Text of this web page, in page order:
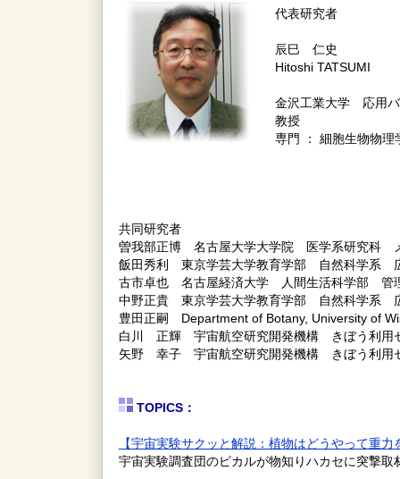
代表研究者
辰巳 仁史
Hitoshi TATSUMI
金沢工業大学 応用
教授
専門 ： 細胞生物物理
共同研究者
曽我部正博 名古屋大学大学院 医学系研究科
飯田秀利 東京学芸大学教育学部 自然科学系
古市卓也 名古屋経済大学 人間生活科学部 管
中野正貴 東京学芸大学教育学部 自然科学系
豊田正嗣 Department of Botany, University of
白川 正輝 宇宙航空研究開発機構 きぼう利用
矢野 幸子 宇宙航空研究開発機構 きぼう利用
TOPICS：
【宇宙実験サクッと解説：植物はどうやって重力
宇宙実験調査団のピカルが物知りハカセに突撃